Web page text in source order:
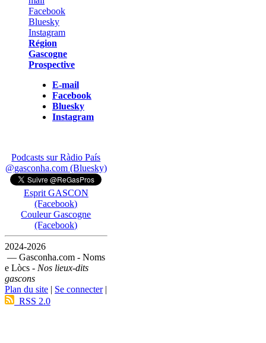
Région
Gascogne
Prospective
E-mail
Facebook
Bluesky
Instagram
Podcasts sur Ràdio País
@gasconha.com (Bluesky)
Esprit GASCON
(Facebook)
Couleur Gascogne
(Facebook)
2024-2026
— Gasconha.com - Noms
e Lòcs - Nos lieux-dits
gascons
Plan du site | Se connecter|
RSS 2.0